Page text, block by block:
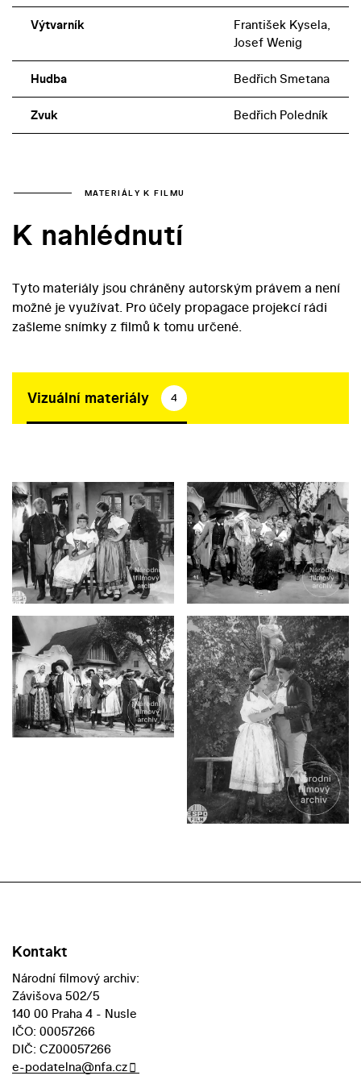
Výtvarník
František Kysela,
Josef Wenig
Hudba Bedřich Smetana
Zvuk Bedřich Poledník
MATERIÁLY K FILMU
K nahlédnutí
Tyto materiály jsou chráněny autorským právem a není
možné je využívat. Pro účely propagace projekcí rádi
zašleme snímky z filmů k tomu určené.
Vizuální materiály 4
Kontakt
Národní filmový archiv:
Závišova 502/5
140 00 Praha 4 - Nusle
IČO: 00057266
DIČ: CZ00057266
e-podatelna@nfa.cz